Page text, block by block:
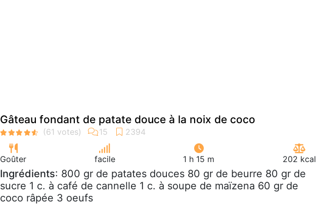
Gâteau fondant de patate douce à la noix de coco
Goûter facile 1 h 15 m 202 kcal
Ingrédients: 800 gr de patates douces 80 gr de beurre 80 gr de
sucre 1 c. à café de cannelle 1 c. à soupe de maïzena 60 gr de
coco râpée 3 oeufs